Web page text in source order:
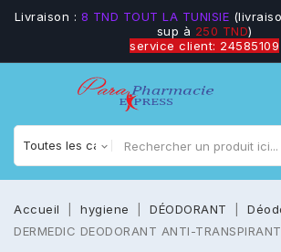
Livraison : 8 TND TOUT LA TUNISIE
sup à 250 TND)
service client: 24585109
Accueil hygiene DÉODORANT
DERMEDIC DEODORANT ANTI-